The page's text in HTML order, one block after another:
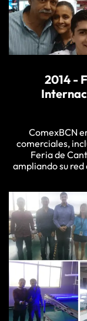
2014 -
ComexBCN
comerciales,
Feria de
ampliando su